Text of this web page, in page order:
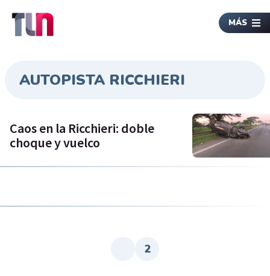
MÁS
AUTOPISTA RICCHIERI
Caos en la Ricchieri: doble
choque y vuelco
2